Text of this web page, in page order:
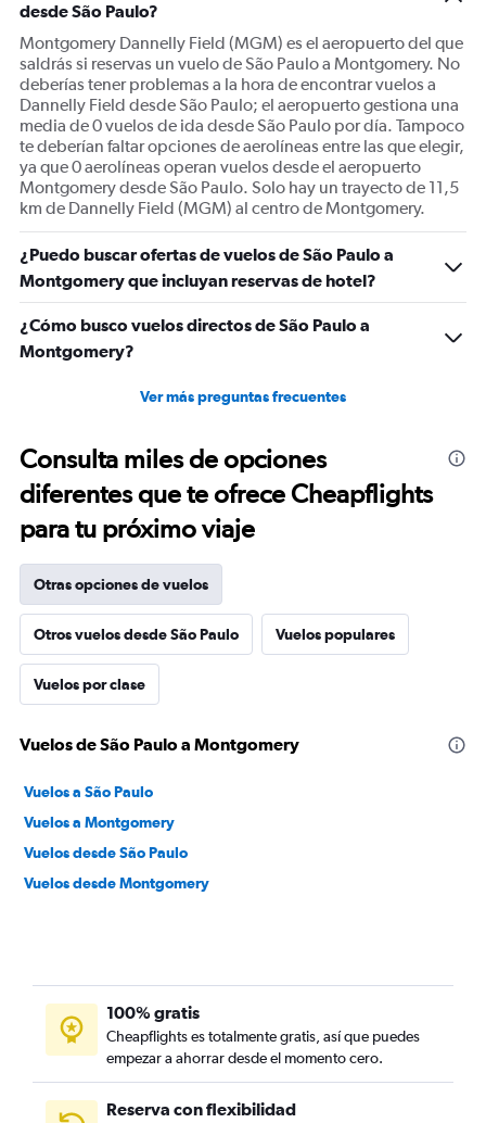
desde São Paulo?
Montgomery Dannelly Field (MGM) es el aeropuerto del que
saldrás si reservas un vuelo de São Paulo a Montgomery. No
deberías tener problemas a la hora de encontrar vuelos a
Dannelly Field desde São Paulo; el aeropuerto gestiona una
media de 0 vuelos de ida desde São Paulo por día. Tampoco
te deberían faltar opciones de aerolíneas entre las que elegir,
ya que 0 aerolíneas operan vuelos desde el aeropuerto
Montgomery desde São Paulo. Solo hay un trayecto de 11,5
km de Dannelly Field (MGM) al centro de Montgomery.
¿Puedo buscar ofertas de vuelos de São Paulo a
Montgomery que incluyan reservas de hotel?
¿Cómo busco vuelos directos de São Paulo a
Montgomery?
Ver más preguntas frecuentes
Consulta miles de opciones
diferentes que te ofrece Cheapflights
para tu próximo viaje
Otras opciones de vuelos
Otros vuelos desde São Paulo Vuelos populares
Vuelos por clase
Vuelos de São Paulo a Montgomery
Vuelos a São Paulo
Vuelos a Montgomery
Vuelos desde São Paulo
Vuelos desde Montgomery
100% gratis
Cheapflights es totalmente gratis, así que puedes
empezar a ahorrar desde el momento cero.
Reserva con flexibilidad